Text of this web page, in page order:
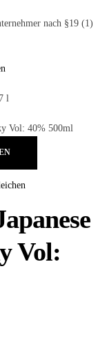
nach §19 (1)
l
Vol: